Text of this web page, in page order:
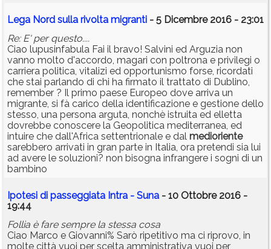
Lega Nord sulla rivolta migranti - 5 Dicembre 2016 - 23:01
Re: E' per questo....
Ciao lupusinfabula Fai il bravo! Salvini ed Arguzia non
vanno molto d'accordo, magari con poltrona e privilegi o
carriera politica, vitalizi ed opportunismo forse, ricordati
che stai parlando di chi ha firmato il trattato di Dublino,
remember ? Il primo paese Europeo dove arriva un
migrante, si fà carico della identificazione e gestione dello
stesso, una persona arguta, nonchè istruita ed elletta
dovrebbe conoscere la Geopolitica mediterranea, ed
intuire che dall'Africa settentrionale e dal medioriente
sarebbero arrivati in gran parte in Italia, ora pretendi sia lui
ad avere le soluzioni? non bisogna infrangere i sogni di un
bambino
Ipotesi di passeggiata Intra - Suna - 10 Ottobre 2016 -
19:44
Follia è fare sempre la stessa cosa
Ciao Marco e Giovanni% Sarò ripetitivo ma ci riprovo, in
molte città vuoi per scelta amministrativa vuoi per